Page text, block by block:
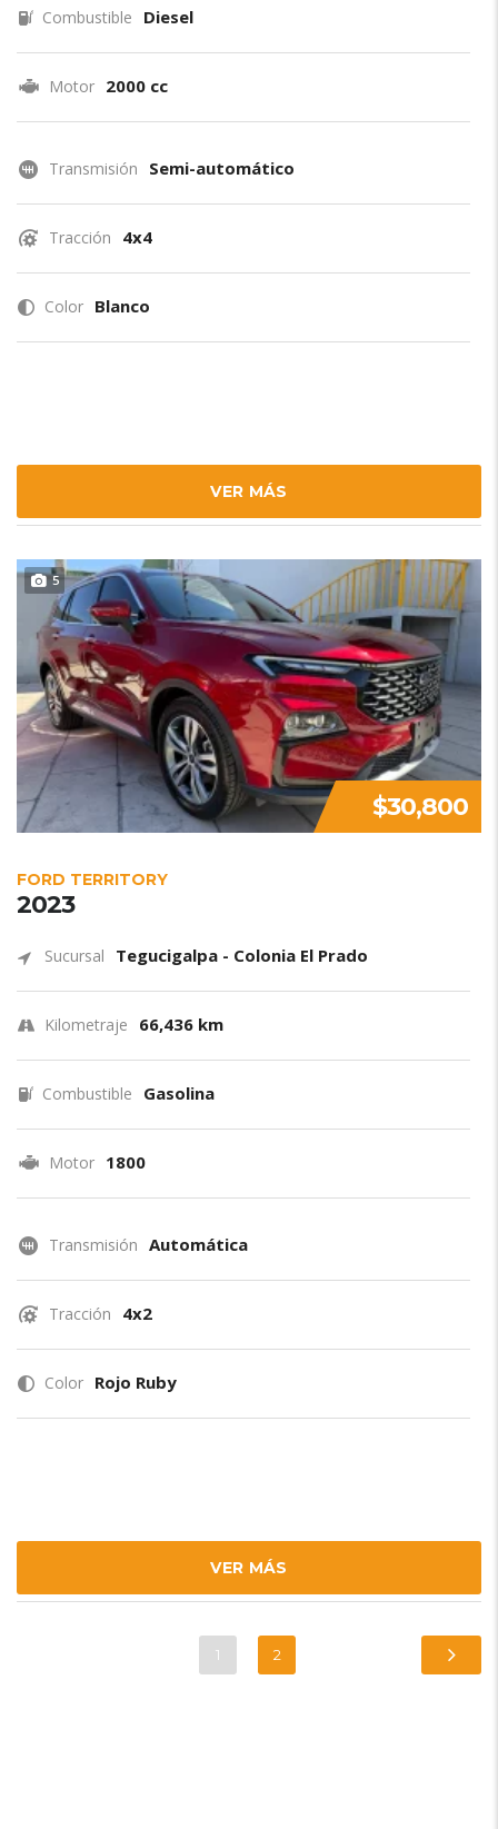
Combustible Diesel
Motor 2000 cc
Transmisión Semi-automático
Tracción 4x4
Color Blanco
VER MÁS
5
$30,800
FORD TERRITORY
2023
Sucursal Tegucigalpa - Colonia El Prado
Kilometraje 66,436 km
Combustible Gasolina
Motor 1800
Transmisión Automática
Tracción 4x2
Color Rojo Ruby
VER MÁS
1 2